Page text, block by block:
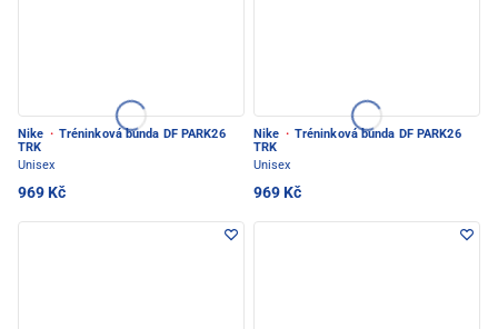
Nike · Tréninková bunda DF PARK26
TRK
Unisex
969 Kč
Nike · Tréninková bunda DF PARK26
TRK
Unisex
969 Kč